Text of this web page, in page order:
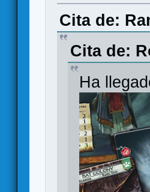
Cita de:
Cita de:
Ha